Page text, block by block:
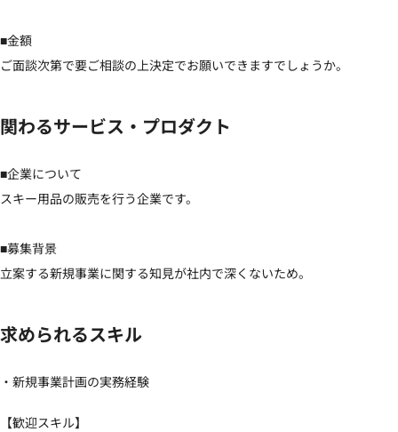
■金額
ご面談次第で要ご相談の上決定でお願いできますでしょうか。
関わるサービス・プロダクト
■企業について
スキー用品の販売を行う企業です。
■募集背景
立案する新規事業に関する知見が社内で深くないため。
求められるスキル
・新規事業計画の実務経験
【歓迎スキル】